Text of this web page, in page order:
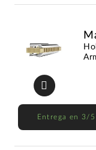
Entrega en 3/